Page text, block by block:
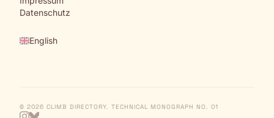
Datenschutz
English
© 2026 CLIMB DIRECTORY. TECHNICAL MONOGRAPH NO. 01